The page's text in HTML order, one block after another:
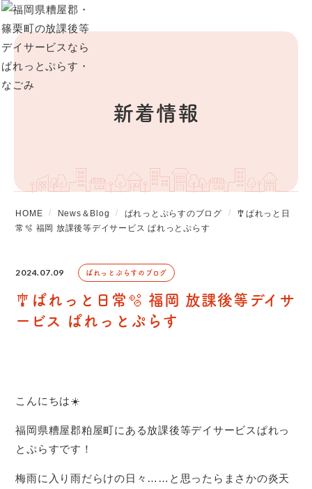
新着情報
HOME News＆Blog ぱれっとぷらすのブログ
🎐ぱれっと日
常🫧 福岡 放課後等デイサービス ぱれっとぷらす
2024.07.09 ぱれっとぷらすのブログ
🎐ぱれっと日常🫧 福岡 放課後等デイサ
ービス ぱれっとぷらす
こんにちは☀️
福岡県糟屋郡粕屋町にある放課後等デイサービスぱれっ
とぷらすです！
梅雨に入り雨だらけの日々……と思ったらまさかの炎天